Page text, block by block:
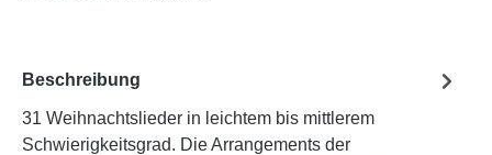
Beschreibung
31 Weihnachtslieder in leichtem bis mittlerem
Schwierigkeitsgrad. Die Arrangements der